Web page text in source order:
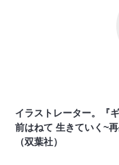
イラストレーター。『
前はねて 生きていく~
（双葉社）